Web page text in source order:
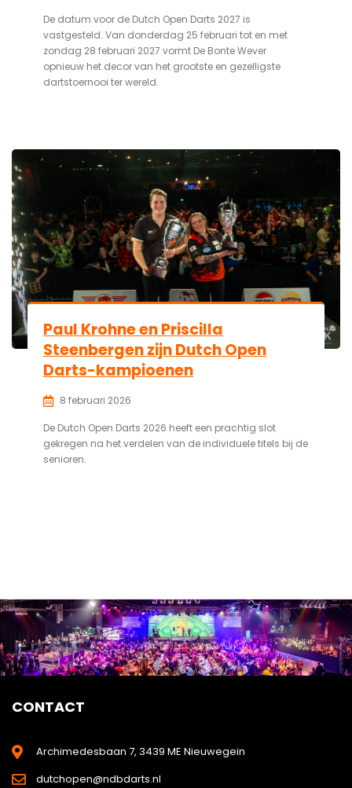
De datum voor de Dutch Open Darts 2027 is
vastgesteld. Van donderdag 25 februari tot en met
zondag 28 februari 2027 vormt De Bonte Wever
opnieuw het decor van het grootste en gezelligste
dartstoernooi ter wereld.
Paul Krohne en Priscilla
Steenbergen zijn Dutch Open
Darts-kampioenen
8 februari 2026
De Dutch Open Darts 2026 heeft een prachtig slot
gekregen na het verdelen van de individuele titels bij de
senioren.
CONTACT
Archimedesbaan 7, 3439 ME Nieuwegein
dutchopen@ndbdarts.nl